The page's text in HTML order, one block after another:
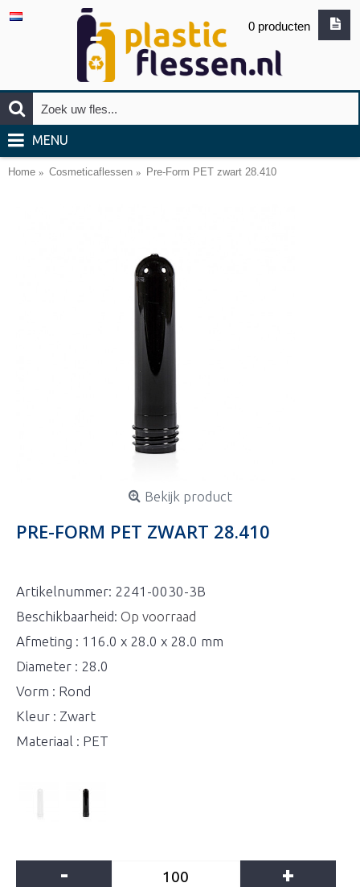
0 producten
MENU
Home Cosmeticaflessen Pre-Form PET zwart 28.410
Bekijk product
PRE-FORM PET ZWART 28.410
Artikelnummer: 2241-0030-3B
Beschikbaarheid: Op voorraad
Afmeting : 116.0 x 28.0 x 28.0 mm
Diameter : 28.0
Vorm : Rond
Kleur : Zwart
Materiaal : PET
- +